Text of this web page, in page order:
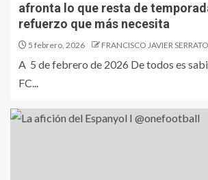
afronta lo que resta de
refuerzo que más necesita
5 febrero, 2026 FRANCISCO JAVIER SERRATO
A 5 de febrero de 2026 De todos es
FC...